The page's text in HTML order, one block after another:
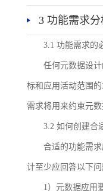
3 功能需求分
3.1 功能需求的
任何元数据设
标和应用活动范围
需求将用来约束元数
3.2 如何创建合
合适的功能需
计至少应回答以下问
1）元数据应用